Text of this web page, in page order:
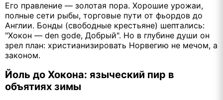
Его правление — золотая пора. Хорошие урожаи,
полные сети рыбы, торговые пути от фьордов до
Англии. Бонды (свободные крестьяне) шептались:
"Хокон — den gode, Добрый". Но в глубине души он
зрел план: христианизировать Норвегию не мечом, а
законом.
Йоль до Хокона: языческий пир в
объятиях зимы